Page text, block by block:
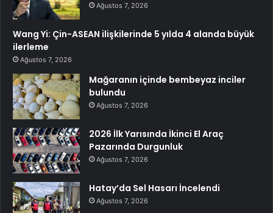
Ağustos 7, 2026
Wang Yi: Çin-ASEAN ilişkilerinde 5 yılda 4 alanda büyük
ilerleme
Ağustos 7, 2026
Mağaranın içinde bembeyaz inciler
bulundu
Ağustos 7, 2026
2026 İlk Yarısında İkinci El Araç
Pazarında Durgunluk
Ağustos 7, 2026
Hatay’da Sel Hasarı İncelendi
Ağustos 7, 2026